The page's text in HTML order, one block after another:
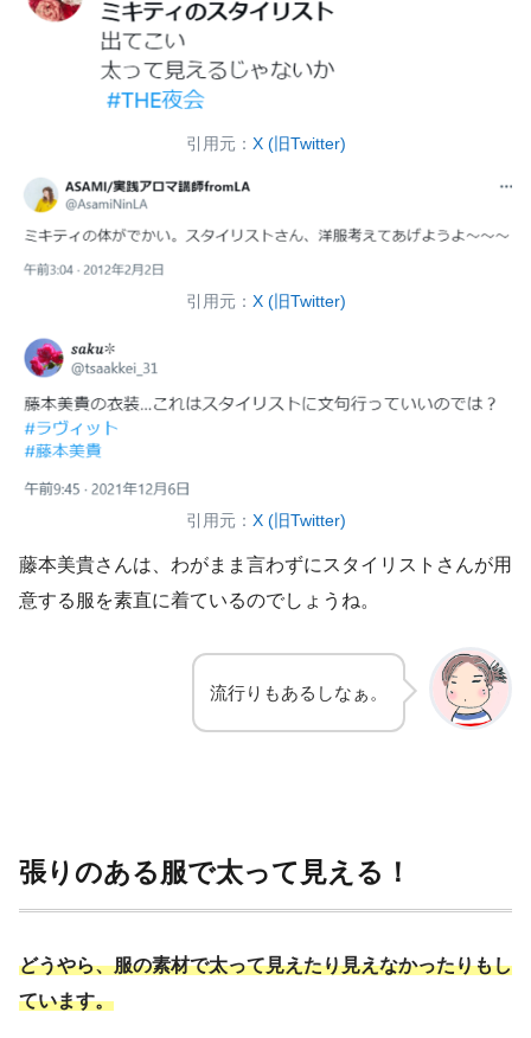
引用元： X (旧Twitter)
引用元： X (旧Twitter)
引用元： X (旧Twitter)
藤本美貴さんは、わがまま言わずにスタイリストさんが用
意する服を素直に着ているのでしょうね。
流行りもあるしなぁ。
張りのある服で太って見える！
どうやら、服の素材で太って見えたり見えなかったりもし
ています。